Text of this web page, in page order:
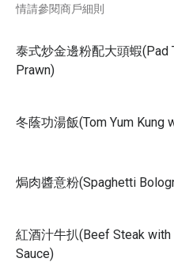
情請參閱商戶細則
泰式炒金邊粉配大頭蝦(Pad
Prawn)
冬蔭功湯飯(Tom Yum Kung
焗肉醬意粉(Spaghetti
紅酒汁牛扒(Beef Steak with
Sauce)